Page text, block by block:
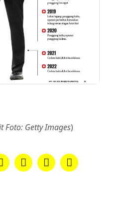
Foto: Getty Images)